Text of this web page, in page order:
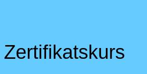
Zertifikatskurs